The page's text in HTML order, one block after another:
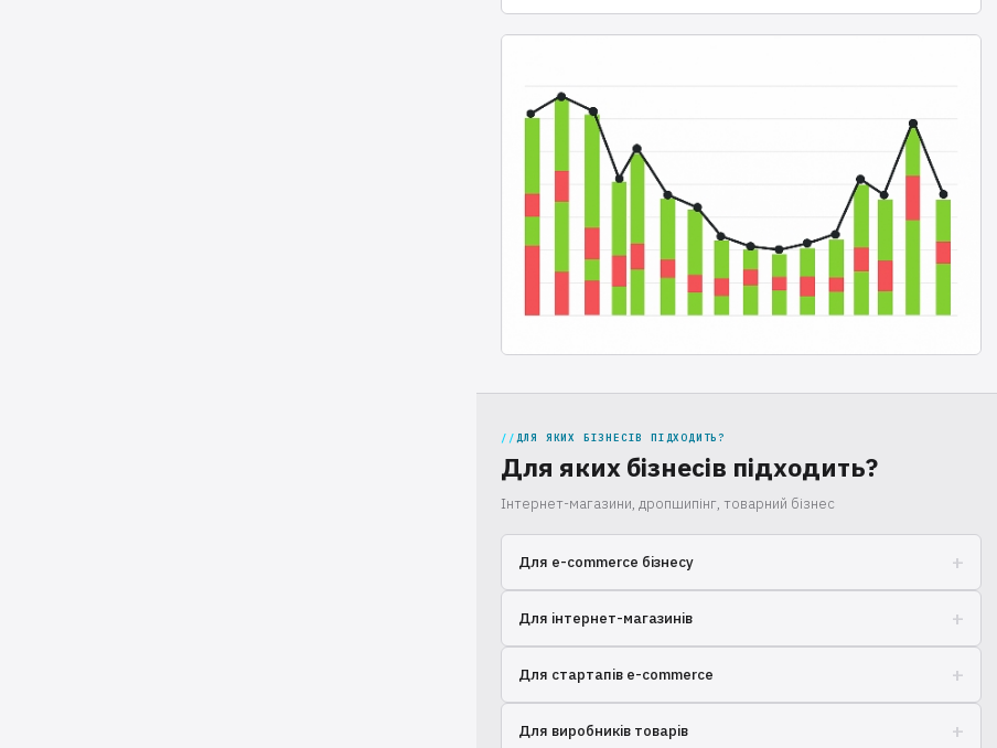
ДЛЯ ЯКИХ БІЗНЕСІВ ПІДХОДИТЬ?
Для яких бізнесів підходить?
Інтернет-магазини, дропшипінг, товарний бізнес
Для e-commerce бізнесу +
упаковку та доставку замовлень вашим клієнтам. Оптимізуйте
витрати та зосередьтесь на продажах.
Для інтернет-магазинів +
комплексні послуги з обробки та відправки онлайн-замовлень по
всій Україні та за кордон.
Для стартапів e-commerce +
логістику, щоб ви могли зосередитися на розвитку продукту та
Для виробників товарів +